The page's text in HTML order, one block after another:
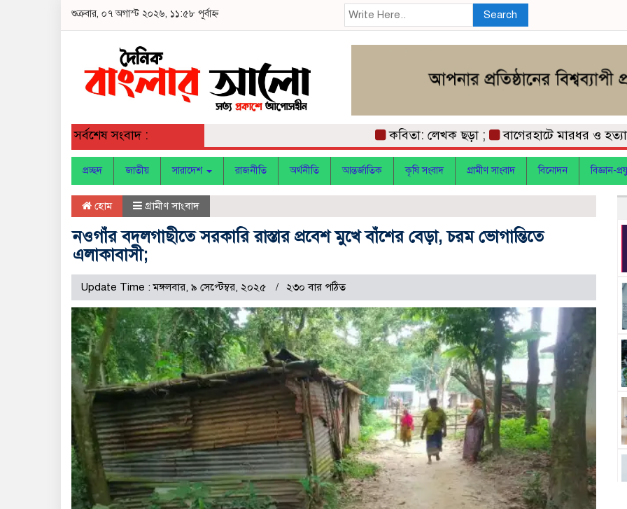
শুক্রবার, ০৭ অগাস্ট ২০২৬, ১১:৫৮ পূর্বাহ্ন Search
সর্বশেষ সংবাদ : কবিতা: লেখক ছড়া ; বাগেরহাটে মারধর ও
প্রচ্ছদ জাতীয় সারাদেশ রাজনীতি অর্থনীতি আন্তর্জাতিক কৃষি সংবাদ গ্রামীণ সাংবাদ বিনোদন বিজ্ঞান-
হোম গ্রামীণ সাংবাদ
নওগাঁর বদলগাছীতে সরকারি রাস্তার প্রবেশ মুখে বাঁশের বেড়া, চরম ভোগান্তিতে
এলাকাবাসী;
Update Time : মঙ্গলবার, ৯ সেপ্টেম্বর, ২০২৫ ২৩০ বার পঠিত